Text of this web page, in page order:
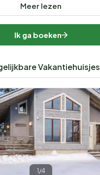
Meer lezen
Ik ga boeken
Vakantiehuisjes
1/4